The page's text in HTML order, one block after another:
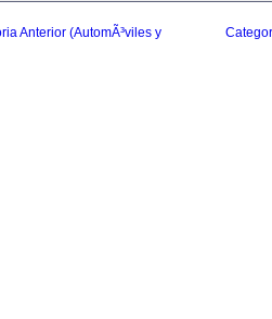
Anterior (AutomÃ³viles y